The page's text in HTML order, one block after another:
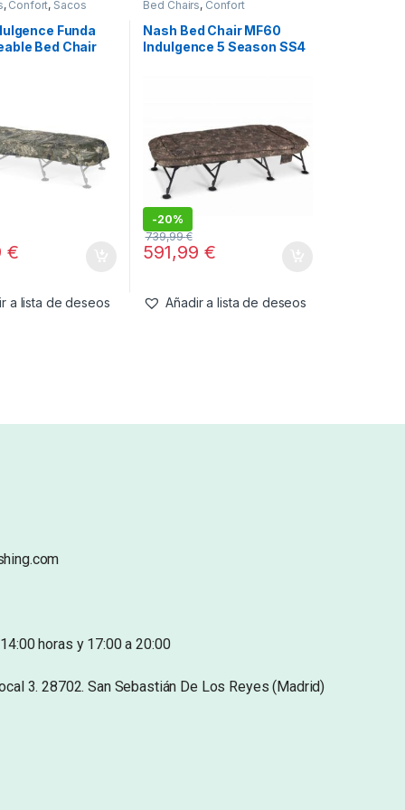
, Confort, Sacos
Funda
Bed Chair
€
a lista de deseos
Bed Chairs, Confort
Nash Bed Chair MF60
Indulgence 5 Season SS4
-20%
591,99 €
739,99€
Añadir a lista de deseos
horas y 17:00 a 20:00
3. 28702. San Sebastián De Los Reyes (Madrid)